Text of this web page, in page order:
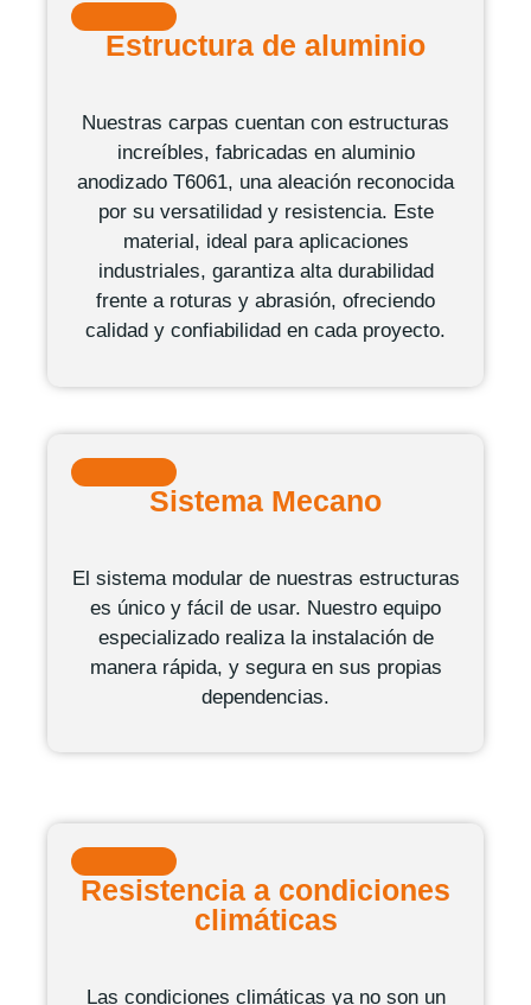
Estructura de aluminio
Nuestras carpas cuentan con estructuras
increíbles, fabricadas en aluminio
anodizado T6061, una aleación reconocida
por su versatilidad y resistencia. Este
material, ideal para aplicaciones
industriales, garantiza alta durabilidad
frente a roturas y abrasión, ofreciendo
calidad y confiabilidad en cada proyecto.
Sistema Mecano
El sistema modular de nuestras estructuras
es único y fácil de usar. Nuestro equipo
especializado realiza la instalación de
manera rápida, y segura en sus propias
dependencias.
Resistencia a condiciones
climáticas
Las condiciones climáticas ya no son un